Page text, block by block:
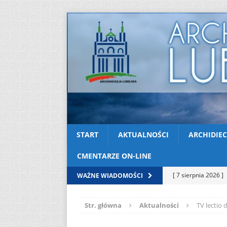
START AKTUALNOŚCI
CMENTARZE ON-LINE
WAŻNE WIADOMOŚCI [ 7 sierpnia 2026 ]
[ 6 sierpnia 2026 ]
Str. główna Aktualności TV lectio